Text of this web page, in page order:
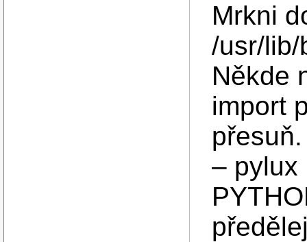
Mrkni
/usr/lib/
Někde
import
– pylux